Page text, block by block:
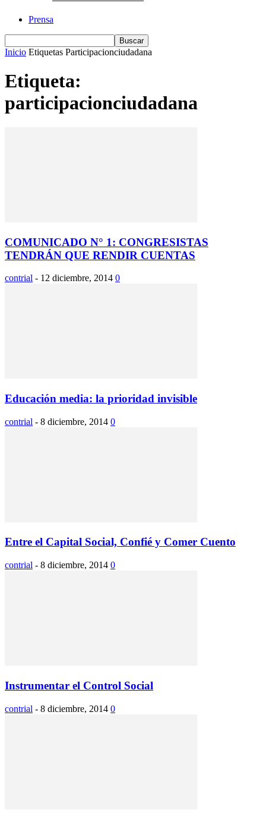
Prensa
Inicio Etiquetas Participacionciudadana
Etiqueta:
participacionciudadana
COMUNICADO N° 1: CONGRESISTAS
TENDRÁN QUE RENDIR CUENTAS
contrial - 12 diciembre, 2014 0
Educación media: la prioridad invisible
contrial - 8 diciembre, 2014 0
Entre el Capital Social, Confié y Comer Cuento
contrial - 8 diciembre, 2014 0
Instrumentar el Control Social
contrial - 8 diciembre, 2014 0